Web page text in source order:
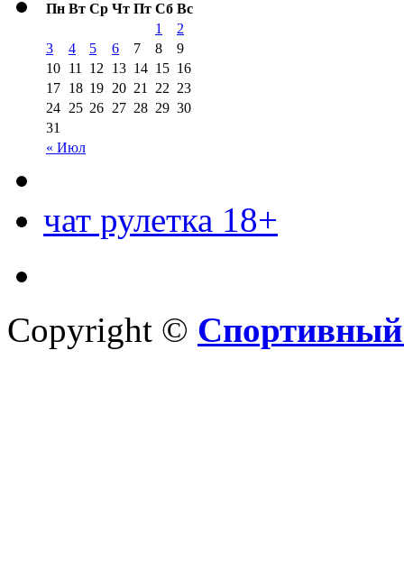
Пн Вт Ср Чт Пт Сб Вс
« Июл
1
2
3
4 5 6 7 8
9
10 11 12 13 14 15 16
17 18 19 20 21 22 23
24 25 26 27 28 29 30
31
чат рулетка 18+
Copyright © Спортивный